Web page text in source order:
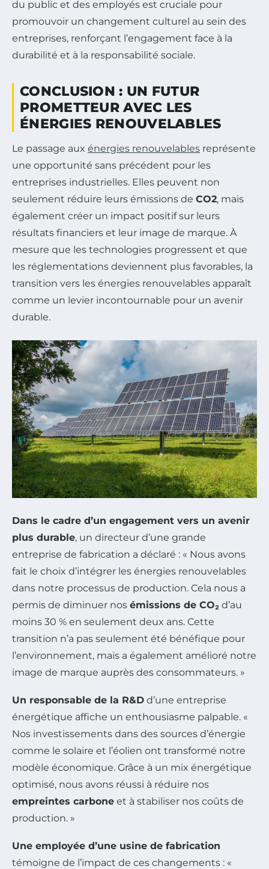
du public et des employés est cruciale pour
promouvoir un changement culturel au sein des
entreprises, renforçant l’engagement face à la
durabilité et à la responsabilité sociale.
CONCLUSION : UN FUTUR
PROMETTEUR AVEC LES
ÉNERGIES RENOUVELABLES
Le passage aux énergies renouvelables représente
une opportunité sans précédent pour les
entreprises industrielles. Elles peuvent non
seulement réduire leurs émissions de CO2, mais
également créer un impact positif sur leurs
résultats financiers et leur image de marque. À
mesure que les technologies progressent et que
les réglementations deviennent plus favorables, la
transition vers les énergies renouvelables apparaît
comme un levier incontournable pour un avenir
durable.
Dans le cadre d’un engagement vers un avenir
plus durable, un directeur d’une grande
entreprise de fabrication a déclaré : « Nous avons
fait le choix d’intégrer les énergies renouvelables
dans notre processus de production. Cela nous a
permis de diminuer nos émissions de CO₂ d’au
moins 30 % en seulement deux ans. Cette
transition n’a pas seulement été bénéfique pour
l’environnement, mais a également amélioré notre
image de marque auprès des consommateurs. »
Un responsable de la R&D d’une entreprise
énergétique affiche un enthousiasme palpable. «
Nos investissements dans des sources d’énergie
comme le solaire et l’éolien ont transformé notre
modèle économique. Grâce à un mix énergétique
optimisé, nous avons réussi à réduire nos
empreintes carbone et à stabiliser nos coûts de
production. »
Une employée d’une usine de fabrication
témoigne de l’impact de ces changements : «